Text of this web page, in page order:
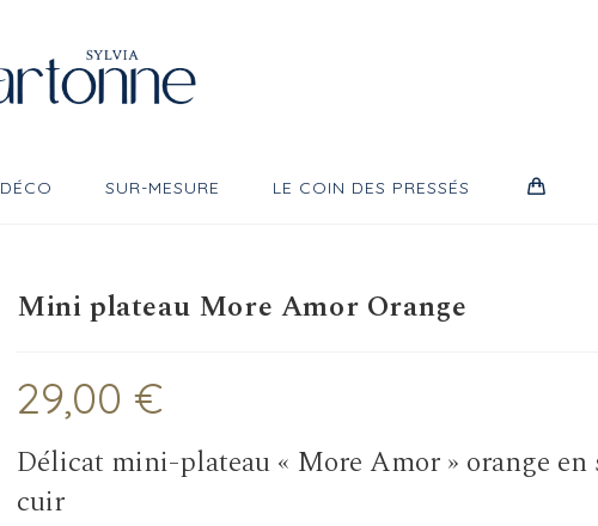
DÉCO SUR-MESURE LE COIN DES PRESSÉS
Mini plateau More Amor Orange
29,00 €
Délicat mini-plateau « More Amor » orange
cuir